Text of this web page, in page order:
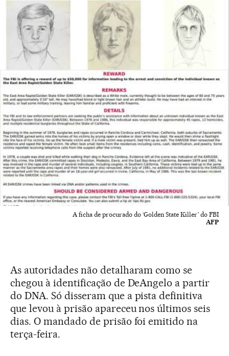
A ficha de procurado do ‘Golden State Killer’ do FBI
AFP
As autoridades não detalharam como se
chegou à identificação de DeAngelo a partir
do DNA. Só disseram que a pista definitiva
que levou à prisão apareceu nos últimos seis
dias. O mandado de prisão foi emitido na
terça-feira.